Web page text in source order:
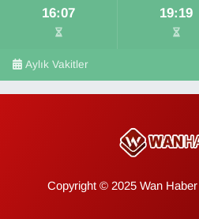
16:07 19:19
Aylık Vakitler
Copyright © 2025 Wan Haber